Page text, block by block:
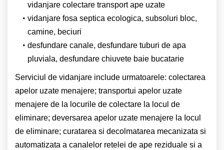
vidanjare colectare transport ape uzate
vidanjare fosa septica ecologica, subsoluri bloc,
camine, beciuri
desfundare canale, desfundare tuburi de apa
pluviala, desfundare chiuvete baie bucatarie
Serviciul de vidanjare include urmatoarele: colectarea
apelor uzate menajere; transportui apelor uzate
menajere de la locurile de colectare la locul de
eliminare; deversarea apelor uzate menajere la Iocul
de eliminare; curatarea si decolmatarea mecanizata si
automatizata a canalelor retelei de ape reziduale si a